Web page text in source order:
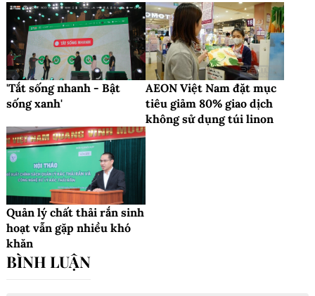
'Tắt sống nhanh - Bật
sống xanh'
AEON Việt Nam đặt mục
tiêu giảm 80% giao dịch
không sử dụng túi linon
Quản lý chất thải rắn sinh
hoạt vẫn gặp nhiều khó
khăn